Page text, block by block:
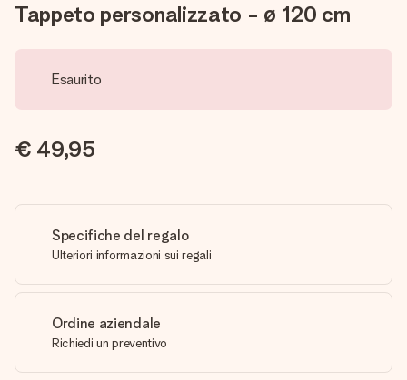
Tappeto personalizzato - ø 120 cm
Esaurito
€ 49,95
Specifiche del regalo
Ulteriori informazioni sui regali
Ordine aziendale
Richiedi un preventivo